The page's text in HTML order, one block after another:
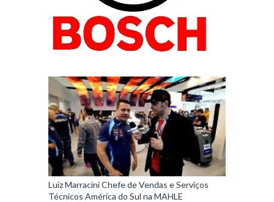
Luiz Marracini Chefe de Vendas e Serviços
Técnicos América do Sul na MAHLE